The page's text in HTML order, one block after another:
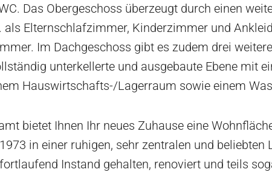
Das Obergeschoss überzeugt durch einen
als Elternschlafzimmer, Kinderzimmer und
Im Dachgeschoss gibt es zudem drei
unterkellerte und ausgebaute Ebene mit
Hauswirtschafts-/Lagerraum sowie einem
bietet Ihnen Ihr neues Zuhause eine
in einer ruhigen, sehr zentralen und
Instand gehalten, renoviert und teils